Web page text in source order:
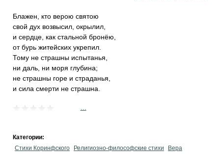
Блажен, кто верою святою
свой дух возвысил, окрылил,
и сердце, как стальной бронёю,
от бурь житейских укрепил.
Тому не страшны испытанья,
ни даль, ни моря глубина;
не страшны горе и страданья,
и сила смерти не страшна.
Категории:
Стихи Коринфского
Религиозно-философские стихи Вера